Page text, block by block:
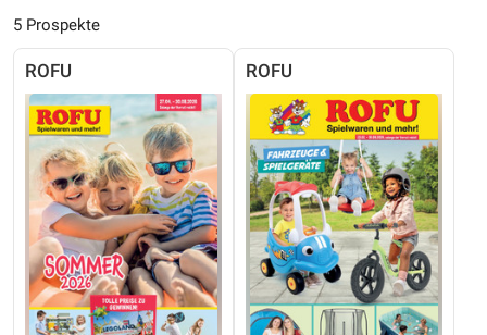
5 Prospekte
ROFU ROFU